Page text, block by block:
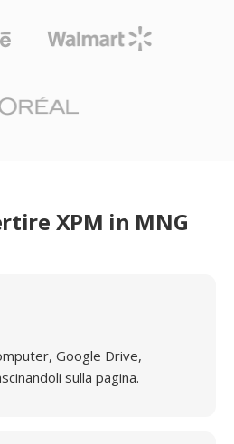
XPM in MNG
Google Drive,
sulla pagina.